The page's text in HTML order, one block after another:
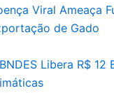
Viral Ameaça
de Gado